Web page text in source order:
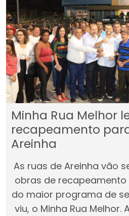
Minha Rua Melhor
recapeamento
Areinha
As ruas de Areinha vão
obras de
do maior programa de
viu, o Minha Rua Melhor.